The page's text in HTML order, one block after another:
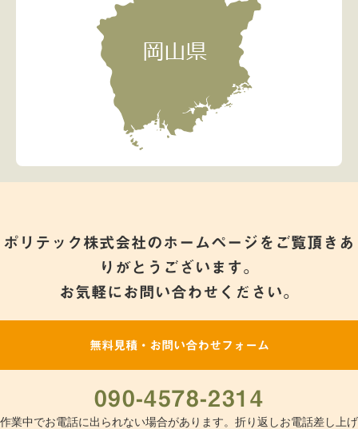
ポリテック株式会社のホームページをご覧頂きあ
りがとうございます。
お気軽にお問い合わせください。
無料見積・お問い合わせフォーム
090-4578-2314
作業中でお電話に出られない場合があります。折り返しお電話差し上げ